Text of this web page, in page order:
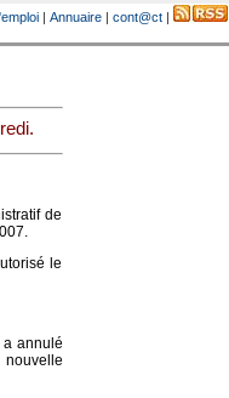
| Annuaire | cont@ct |
de
le
a annulé